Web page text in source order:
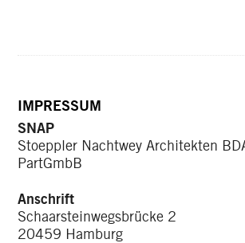
IMPRESSUM
SNAP
Stoeppler Nachtwey Architekten
PartGmbB
Anschrift
Schaarsteinwegsbrücke 2
20459 Hamburg